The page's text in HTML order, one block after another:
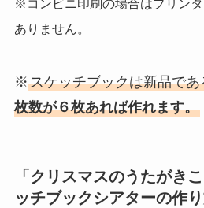
※コンビニ印刷の場合はプリン
ありません。
※スケッチブックは新品で
枚数が６枚あれば作れます。
「クリスマスのうたがき
ッチブックシアターの作